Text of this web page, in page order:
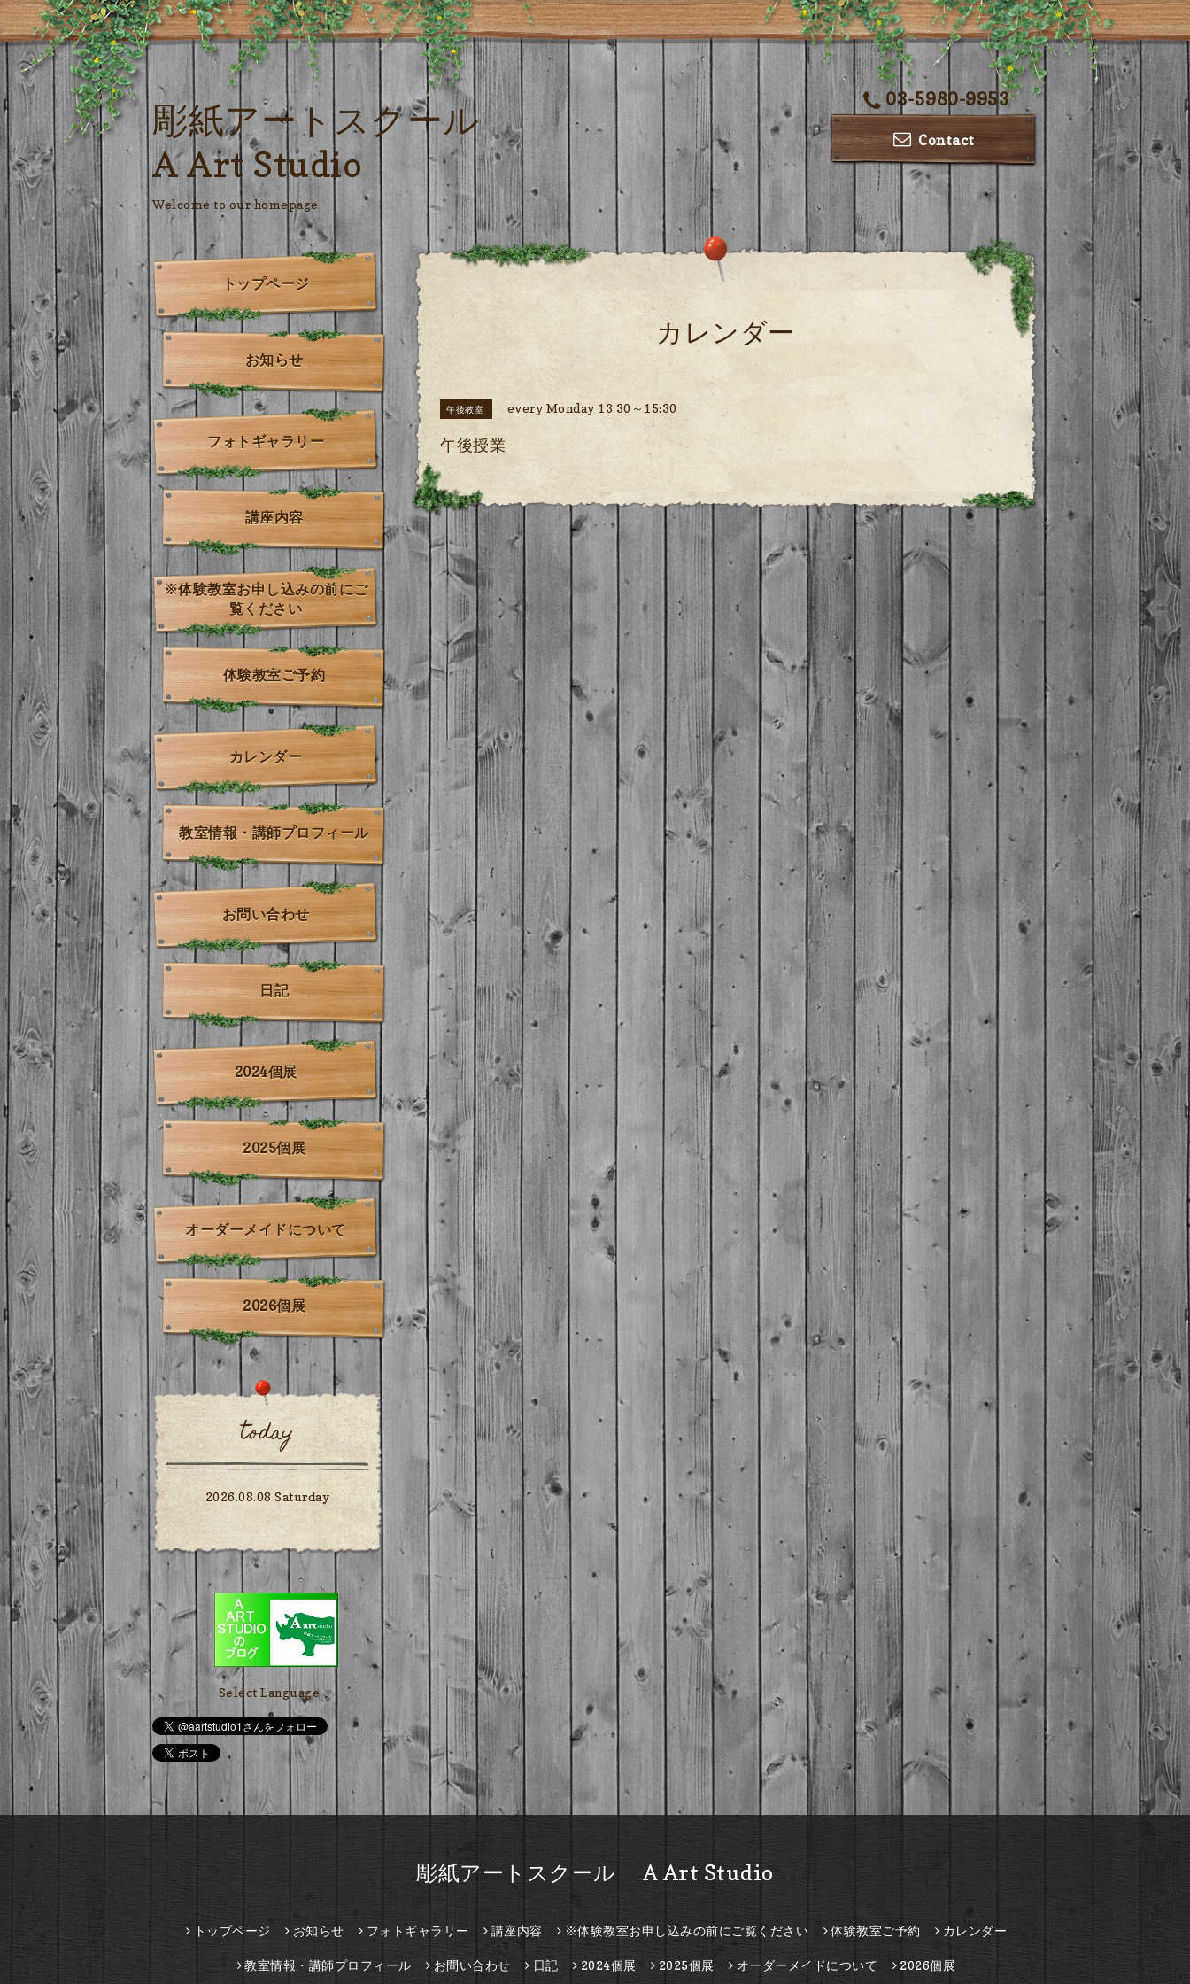
03-5980-9953
Contact
彫紙アートスクール
A Art Studio
Welcome to our homepage
カレンダー
午後教室 every Monday 13:30～15:30
午後授業
トップページ
お知らせ
フォトギャラリー
講座内容
※体験教室お申し込みの前にご
覧ください
体験教室ご予約
カレンダー
教室情報・講師プロフィール
お問い合わせ
日記
2024個展
2025個展
オーダーメイドについて
2026個展
today
2026.08.08 Saturday
Select Language▼
彫紙アートスクール A Art Studio
トップページ お知らせ フォトギャラリー 講座内容 ※体験教室お申し込みの前にご覧ください 体験教室ご予約 カレンダー
教室情報・講師プロフィール お問い合わせ 日記 2024個展 2025個展 オーダーメイドについて 2026個展